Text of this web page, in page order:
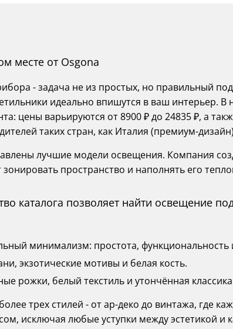
месте от Osgona
- задача не из простых, но правильный
идеально впишутся в ваш интерьер.
цены варьируются от 8900 ₽ до 24835 ₽, а
таких стран, как Италия (премиум-
лучшие модели освещения. Компания
пространство и наполнять его
каталога позволяет найти освещение
минимализм: простота, функциональность
экзотические мотивы и белая кость.
рожки, белый текстиль и утончённая
трех стилей - от ар-деко до винтажа, где
исключая любые уступки между эстетикой и